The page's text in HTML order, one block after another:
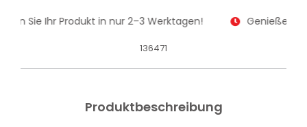
Sie Ihr Produkt in nur 2–3 Werktagen! Genießen
136471
Produktbeschreibung